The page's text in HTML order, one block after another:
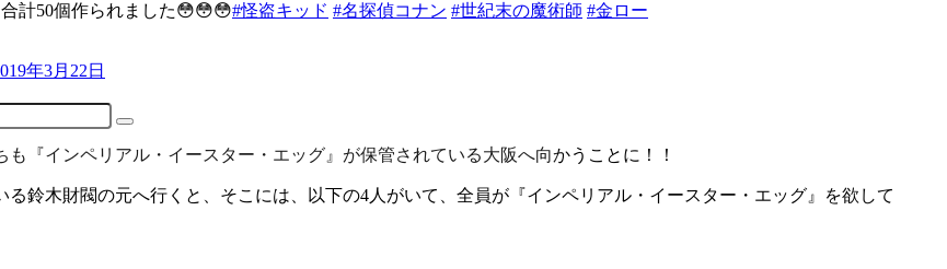
計50個作られました😳😳😳#怪盗キッド #名探偵コナン #世紀末の魔術師 #金ロー
年3月22日
『インペリアル・イースター・エッグ』が保管されている大阪へ向かうことに！！
鈴木財閥の元へ行くと、そこには、以下の4人がいて、全員が『インペリアル・イースター・エッグ』を欲して